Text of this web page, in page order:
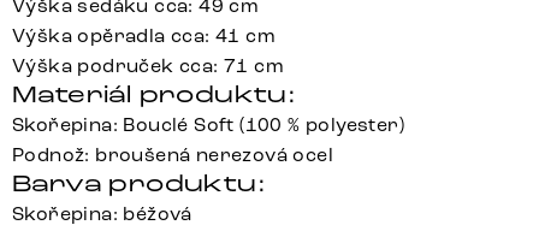
Výška sedáku cca: 49 cm
Výška opěradla cca: 41 cm
Výška područek cca: 71 cm
Materiál produktu:
Skořepina: Bouclé Soft (100 % polyester)
Podnož: broušená nerezová ocel
Barva produktu:
Skořepina: béžová